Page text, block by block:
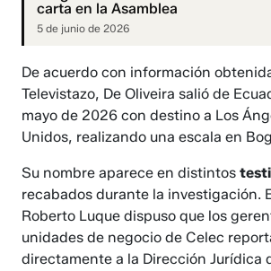
carta en la Asamblea
5 de junio de 2026
De acuerdo con información
Televistazo, De Oliveira salió de
mayo de 2026 con destino a Los
Unidos, realizando una escala en
Su nombre aparece en distintos
recabados durante la investigación.
Roberto Luque dispuso que los
unidades de negocio de Celec
directamente a la Dirección Jurídica